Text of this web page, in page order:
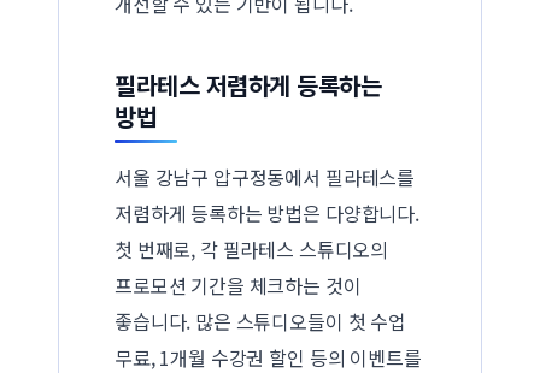
필라테스 저렴하게 등록하는
방법
서울 강남구 압구정동에서 필라테스를
저렴하게 등록하는 방법은 다양합니다.
첫 번째로, 각 필라테스 스튜디오의
프로모션 기간을 체크하는 것이
좋습니다. 많은 스튜디오들이 첫 수업
무료, 1개월 수강권 할인 등의 이벤트를